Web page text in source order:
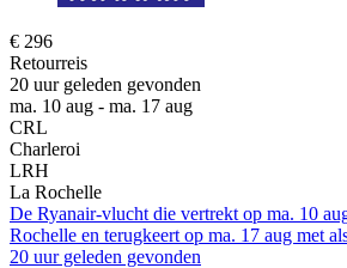
€ 296
Retourreis
20 uur geleden gevonden
ma. 10 aug - ma. 17 aug
CRL
Charleroi
LRH
La Rochelle
De Ryanair-vlucht die vertrekt op ma. 10
Rochelle en terugkeert op ma. 17 aug met
20 uur geleden gevonden